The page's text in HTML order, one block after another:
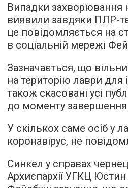
Випадки захворювання
виявили завдяки ПЛР-
це повідомляється на
в соціальній мережі
Зазначається, що
на територію лаври для
також скасовані усі
до моменту завершення
У скількох саме осіб у
коронавірус, не
Синкел у справах
Архиєпархії УГКЦ